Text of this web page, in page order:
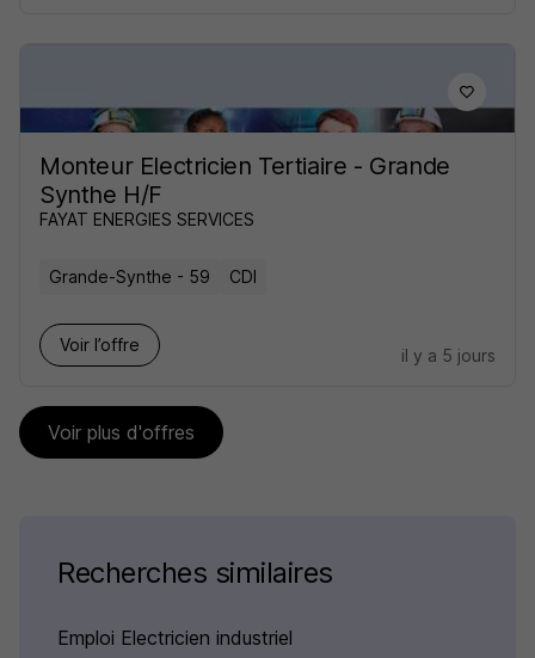
Monteur Electricien Tertiaire - Grande
Synthe H/F
FAYAT ENERGIES SERVICES
Grande-Synthe - 59 CDI
Voir l’offre
il y a 5 jours
Voir plus d'offres
Recherches similaires
Emploi Electricien industriel